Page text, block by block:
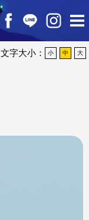
文字大小： 小 中 大